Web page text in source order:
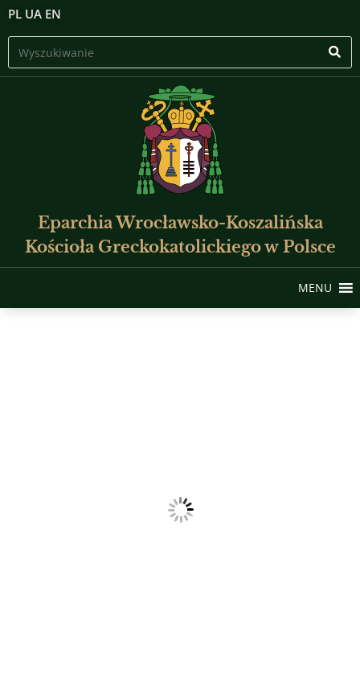
PL UA EN
Eparchia Wrocławsko-Koszalińska
Kościoła Greckokatolickiego w Polsce
MENU